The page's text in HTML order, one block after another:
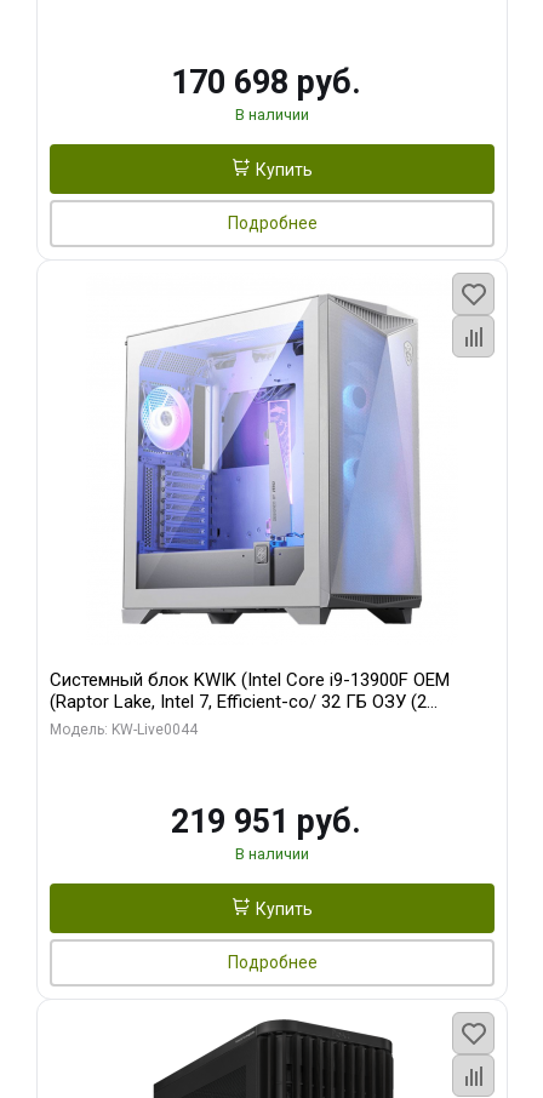
170 698 руб.
В наличии
Купить
Подробнее
Системный блок KWIK (Intel Core i9-13900F OEM
(Raptor Lake, Intel 7, Efficient-co/ 32 ГБ ОЗУ (2
модуля)/ Gigabyte RTX5070Ti AERO OC 16GB GDDR7
Модель: KW-Live0044
219 951 руб.
В наличии
Купить
Подробнее